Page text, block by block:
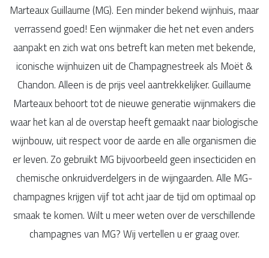
Marteaux Guillaume (MG). Een minder bekend wijnhuis, maar
verrassend goed! Een wijnmaker die het net even anders
aanpakt en zich wat ons betreft kan meten met bekende,
iconische wijnhuizen uit de Champagnestreek als Moët &
Chandon. Alleen is de prijs veel aantrekkelijker. Guillaume
Marteaux behoort tot de nieuwe generatie wijnmakers die
waar het kan al de overstap heeft gemaakt naar biologische
wijnbouw, uit respect voor de aarde en alle organismen die
er leven. Zo gebruikt MG bijvoorbeeld geen insecticiden en
chemische onkruidverdelgers in de wijngaarden. Alle MG-
champagnes krijgen vijf tot acht jaar de tijd om optimaal op
smaak te komen. Wilt u meer weten over de verschillende
champagnes van MG? Wij vertellen u er graag over.